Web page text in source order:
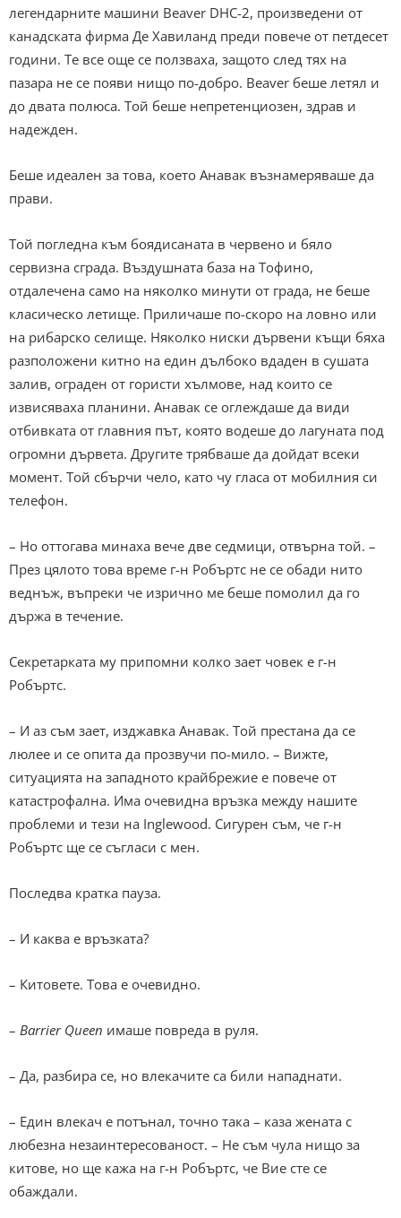
легендарните машини Beaver DHC-2, произведени от
канадската фирма Де Хавиланд преди повече от петдесет
години. Те все още се ползваха, защото след тях на
пазара не се появи нищо по-добро. Beaver беше летял и
до двата полюса. Той беше непретенциозен, здрав и
надежден.
Беше идеален за това, което Анавак възнамеряваше да
прави.
Той погледна към боядисаната в червено и бяло
сервизна сграда. Въздушната база на Тофино,
отдалечена само на няколко минути от града, не беше
класическо летище. Приличаше по-скоро на ловно или
на рибарско селище. Няколко ниски дървени къщи бяха
разположени китно на един дълбоко вдаден в сушата
залив, ограден от гористи хълмове, над които се
извисяваха планини. Анавак се оглеждаше да види
отбивката от главния път, която водеше до лагуната под
огромни дървета. Другите трябваше да дойдат всеки
момент. Той сбърчи чело, като чу гласа от мобилния си
телефон.
– Но оттогава минаха вече две седмици, отвърна той. –
През цялото това време г-н Робъртс не се обади нито
веднъж, въпреки че изрично ме беше помолил да го
държа в течение.
Секретарката му припомни колко зает човек е г-н
Робъртс.
– И аз съм зает, изджавка Анавак. Той престана да се
люлее и се опита да прозвучи по-мило. – Вижте,
ситуацията на западното крайбрежие е повече от
катастрофална. Има очевидна връзка между нашите
проблеми и тези на Inglewood. Сигурен съм, че г-н
Робъртс ще се съгласи с мен.
Последва кратка пауза.
– И каква е връзката?
– Китовете. Това е очевидно.
– Barrier Queen имаше повреда в руля.
– Да, разбира се, но влекачите са били нападнати.
– Един влекач е потънал, точно така – каза жената с
любезна незаинтересованост. – Не съм чула нищо за
китове, но ще кажа на г-н Робъртс, че Вие сте се
обаждали.